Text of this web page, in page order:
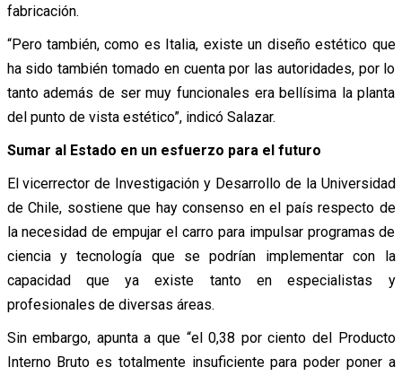
fabricación.
“Pero también, como es Italia, existe un diseño estético que
ha sido también tomado en cuenta por las autoridades, por lo
tanto además de ser muy funcionales era bellísima la planta
del punto de vista estético”, indicó Salazar.
Sumar al Estado en un esfuerzo para el futuro
El vicerrector de Investigación y Desarrollo de la Universidad
de Chile, sostiene que hay consenso en el país respecto de
la necesidad de empujar el carro para impulsar programas de
ciencia y tecnología que se podrían implementar con la
capacidad que ya existe tanto en especialistas y
profesionales de diversas áreas.
Sin embargo, apunta a que “el 0,38 por ciento del Producto
Interno Bruto es totalmente insuficiente para poder poner a